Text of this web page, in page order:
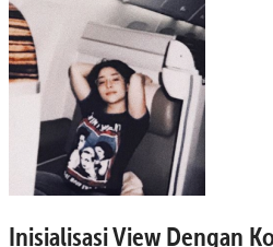
Inisialisasi View Dengan